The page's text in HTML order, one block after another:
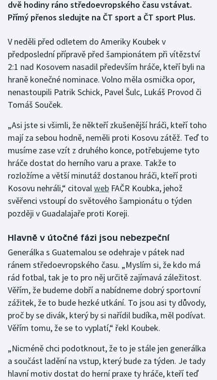
Futsal
Golf
Gymnastika
Házená
Judo
Krasobruslení
Lyže a snowboard
Motorsport
Olympijské hry
Parasport
Plavání
Plážový volejbal
Ragby
dvě hodiny ráno středoevropského času vstávat.
Přímý přenos sledujte na ČT sport a ČT sport Plus.
V neděli před odletem do Ameriky Koubek v
předposlední přípravě před šampionátem při vítězství
2:1 nad Kosovem nasadil především hráče, kteří byli na
hraně konečné nominace. Volno měla osmička opor,
nenastoupili Patrik Schick, Pavel Šulc, Lukáš Provod či
Tomáš Souček.
„Asi jste si všimli, že někteří zkušenější hráči, kteří toho
mají za sebou hodně, neměli proti Kosovu zátěž. Teď to
musíme zase vzít z druhého konce, potřebujeme tyto
hráče dostat do herního varu a praxe. Takže to
rozložíme a větší minutáž dostanou hráči, kteří proti
Kosovu nehráli,“ citovalweb FAČR Koubka, jehož
svěřenci vstoupí do světového šampionátu o týden
později v Guadalajaře proti Koreji.
Hlavně v útočné fázi jsou nebezpeční
Generálka s Guatemalou se odehraje v pátek nad
ránem středoevropského času. „Myslím si, že kdo má
rád fotbal, tak je to pro něj určitě zajímavá záležitost.
Věřím, že budeme dobří a nabídneme dobrý sportovní
zážitek, že to bude hezké utkání. To jsou asi ty důvody,
proč by se divák, který by si nařídil budíka, měl podívat.
Věřím tomu, že se to vyplatí,“ řekl Koubek.
„Nicméně chci podotknout, že to je stále jen generálka
a součást ladění na vstup, který bude za týden. Je tady
hlavní motiv dostat do herní praxe ty hráče, kteří teď